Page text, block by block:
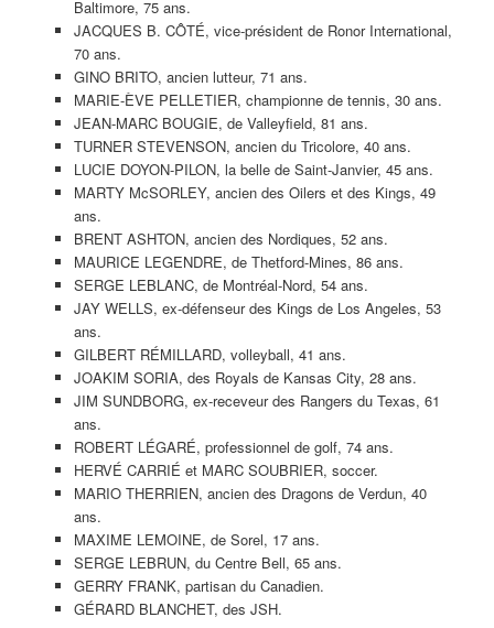
Baltimore, 75 ans.
JACQUES B. CÔTÉ, vice-président de Ronor International,
70 ans.
GINO BRITO, ancien lutteur, 71 ans.
MARIE-ÈVE PELLETIER, championne de tennis, 30 ans.
JEAN-MARC BOUGIE, de Valleyfield, 81 ans.
TURNER STEVENSON, ancien du Tricolore, 40 ans.
LUCIE DOYON-PILON, la belle de Saint-Janvier, 45 ans.
MARTY McSORLEY, ancien des Oilers et des Kings, 49
ans.
BRENT ASHTON, ancien des Nordiques, 52 ans.
MAURICE LEGENDRE, de Thetford-Mines, 86 ans.
SERGE LEBLANC, de Montréal-Nord, 54 ans.
JAY WELLS, ex-défenseur des Kings de Los Angeles, 53
ans.
GILBERT RÉMILLARD, volleyball, 41 ans.
JOAKIM SORIA, des Royals de Kansas City, 28 ans.
JIM SUNDBORG, ex-receveur des Rangers du Texas, 61
ans.
ROBERT LÉGARÉ, professionnel de golf, 74 ans.
HERVÉ CARRIÉ et MARC SOUBRIER, soccer.
MARIO THERRIEN, ancien des Dragons de Verdun, 40
ans.
MAXIME LEMOINE, de Sorel, 17 ans.
SERGE LEBRUN, du Centre Bell, 65 ans.
GERRY FRANK, partisan du Canadien.
GÉRARD BLANCHET, des JSH.